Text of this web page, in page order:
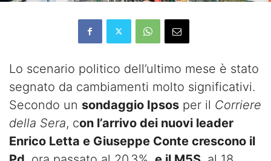
Lo scenario politico dell’ultimo mese è stato
segnato da cambiamenti molto significativi.
Secondo un sondaggio Ipsos per il Corriere
della Sera, con l’arrivo dei nuovi leader
Enrico Letta e Giuseppe Conte crescono il